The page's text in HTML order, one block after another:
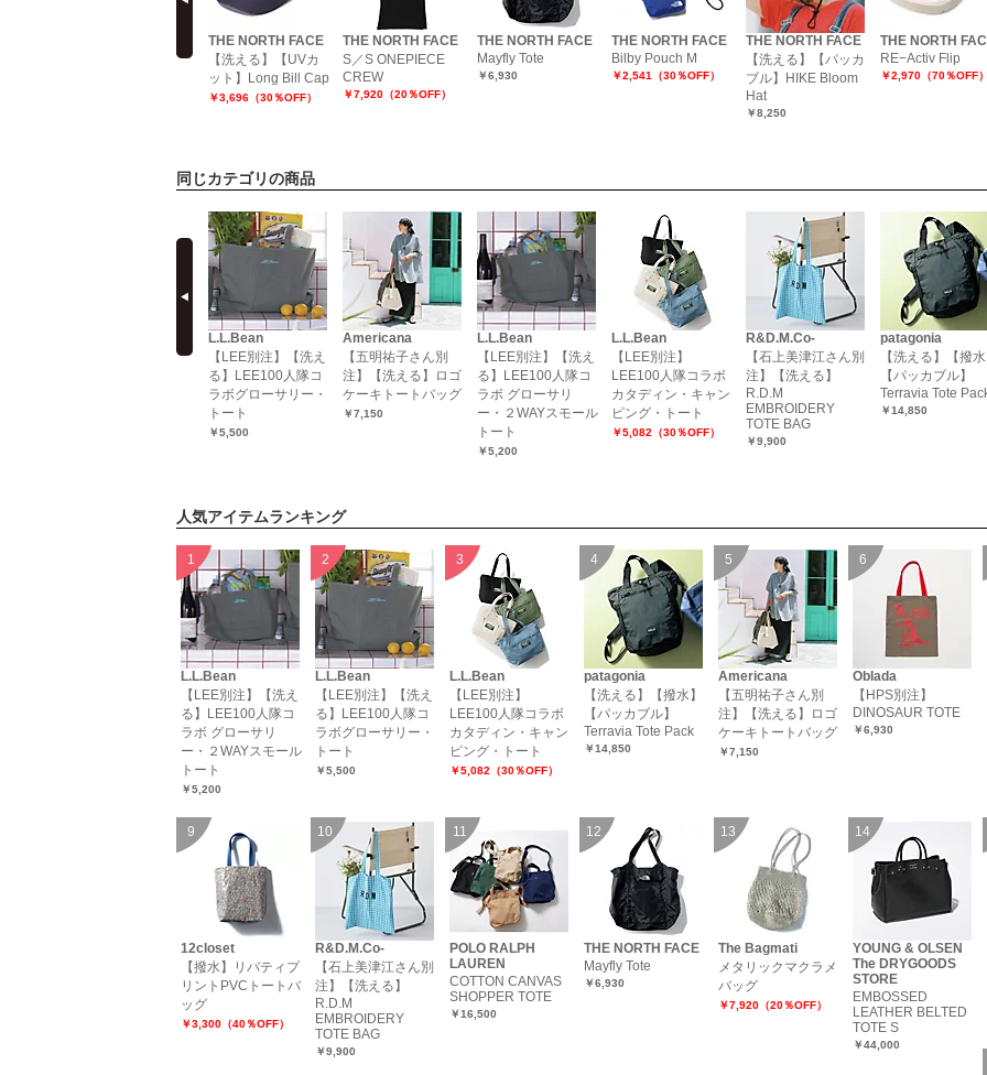
THE NORTH FACE
【洗える】【UVカ
ット】Long Bill Cap
￥3,696（30％OFF）
THE NORTH FACE
S／S ONEPIECE
CREW
￥7,920（20％OFF）
THE NORTH FACE
Mayfly Tote
￥6,930
THE NORTH FACE
Bilby Pouch M
￥2,541（30％OFF）
THE NORTH FACE
【洗える】【パッカ
ブル】HIKE Bloom
Hat
￥8,250
THE NORTH
RE−Activ Flip
￥2,970（70％OFF
同じカテゴリの商品
【LEEマルシェ20th
L.L.Bean
【LEE別注】【洗え
る】LEE100人隊コ
ラボグローサリー・
トート
￥5,500
Americana
【五明祐子さん別
注】【洗える】ロゴ
ケーキトートバッグ
￥7,150
L.L.Bean
【LEE別注】【洗え
る】LEE100人隊コ
ラボ グローサリ
ー・２WAYスモール
トート
￥5,200
L.L.Bean
【LEE別注】
LEE100人隊コラボ
カタディン・キャン
ピング・トート
￥5,082（30％OFF）
R&D.M.Co-
【石上美津江さん別
注】【洗える】
R.D.M
EMBROIDERY
TOTE BAG
￥9,900
patagonia
【洗える】【撥
【パッカブル】
Terravia Tote
￥14,850
prev
人気アイテムランキング
L.L.Bean
【LEE別注】【洗え
る】LEE100人隊コ
ラボ グローサリ
ー・２WAYスモール
トート
￥5,200
L.L.Bean
【LEE別注】【洗え
る】LEE100人隊コ
ラボグローサリー・
トート
￥5,500
L.L.Bean
【LEE別注】
LEE100人隊コラボ
カタディン・キャン
ピング・トート
￥5,082（30％OFF）
patagonia
【洗える】【撥水】
【パッカブル】
Terravia Tote Pack
￥14,850
Americana
【五明祐子さん別
注】【洗える】ロゴ
ケーキトートバッグ
￥7,150
Oblada
【HPS別注】
DINOSAUR TOTE
￥6,930
12closet
【撥水】リバティプ
リントPVCトートバ
ッグ
￥3,300（40％OFF）
R&D.M.Co-
【石上美津江さん別
注】【洗える】
R.D.M
EMBROIDERY
TOTE BAG
￥9,900
POLO RALPH
LAUREN
COTTON CANVAS
SHOPPER TOTE
￥16,500
THE NORTH FACE
Mayfly Tote
￥6,930
The Bagmati
メタリックマクラメ
バッグ
￥7,920（20％OFF）
YOUNG & OLSEN
The DRYGOODS
STORE
EMBOSSED
LEATHER BELTED
TOTE S
￥44,000